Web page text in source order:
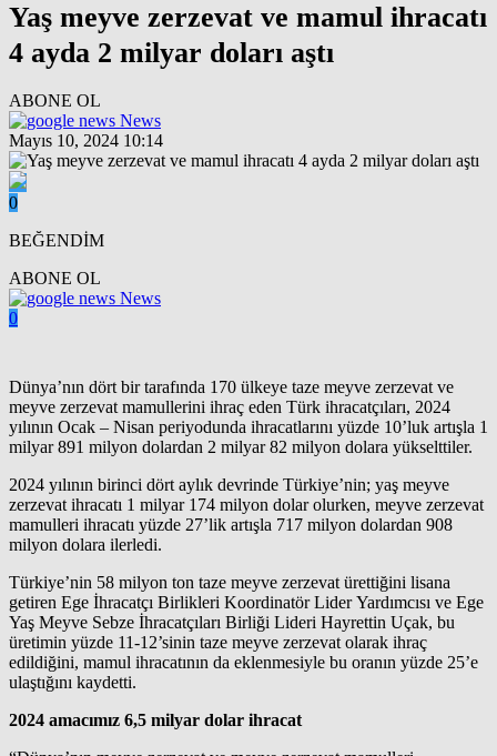
Yaş meyve zerzevat ve mamul ihracatı
4 ayda 2 milyar doları aştı
ABONE OL
News
Mayıs 10, 2024 10:14
0
BEĞENDİM
ABONE OL
News
0
Dünya’nın dört bir tarafında 170 ülkeye taze meyve zerzevat ve
meyve zerzevat mamullerini ihraç eden Türk ihracatçıları, 2024
yılının Ocak – Nisan periyodunda ihracatlarını yüzde 10’luk artışla 1
milyar 891 milyon dolardan 2 milyar 82 milyon dolara yükselttiler.
2024 yılının birinci dört aylık devrinde Türkiye’nin; yaş meyve
zerzevat ihracatı 1 milyar 174 milyon dolar olurken, meyve zerzevat
mamulleri ihracatı yüzde 27’lik artışla 717 milyon dolardan 908
milyon dolara ilerledi.
Türkiye’nin 58 milyon ton taze meyve zerzevat ürettiğini lisana
getiren Ege İhracatçı Birlikleri Koordinatör Lider Yardımcısı ve Ege
Yaş Meyve Sebze İhracatçıları Birliği Lideri Hayrettin Uçak, bu
üretimin yüzde 11-12’sinin taze meyve zerzevat olarak ihraç
edildiğini, mamul ihracatının da eklenmesiyle bu oranın yüzde 25’e
ulaştığını kaydetti.
2024 amacımız 6,5 milyar dolar ihracat